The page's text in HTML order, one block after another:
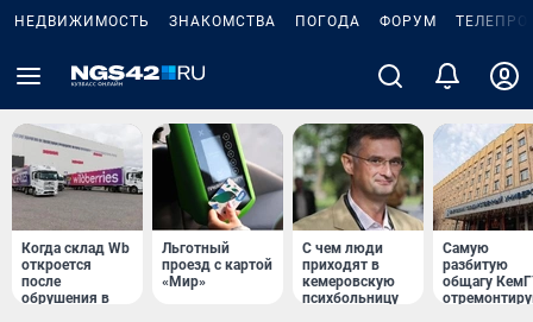
НЕДВИЖИМОСТЬ ЗНАКОМСТВА ПОГОДА ФОРУМ
Когда склад Wb
откроется
после
обрушения в
Льготный
проезд с картой
«Мир»
С чем люди
приходят в
кемеровскую
психбольницу
Самую
разбитую
общагу